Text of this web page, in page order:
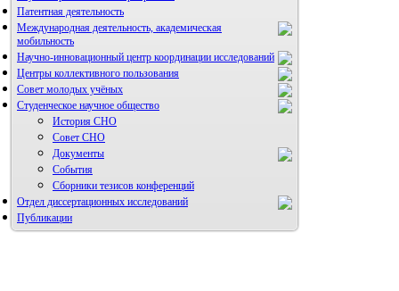
Патентная деятельность
Международная деятельность, академическая
мобильность
Научно-инновационный центр координации исследований
НИИ микрохирургии и клинической анатомии
Центры коллективного пользования
Совет молодых учёных
Студенческое научное общество
История СНО
Совет СНО
Документы
События
Сборники тезисов конференций
Отдел диссертационных исследований
Публикации